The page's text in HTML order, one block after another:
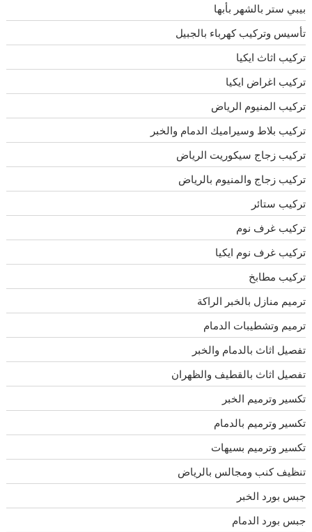
بيبي ستر بالشهر بأبها
تأسيس وتركيب كهرباء بالجبيل
تركيب اثاث ايكيا
تركيب اغراض ايكيا
تركيب المنيوم الرياض
تركيب بلاط وسيراميك الدمام والخبر
تركيب زجاج سيكوريت الرياض
تركيب زجاج والمنيوم بالرياض
تركيب ستائر
تركيب غرف نوم
تركيب غرف نوم ايكيا
تركيب مطابخ
ترميم منازل بالخبر الراكة
ترميم وتشطيبات الدمام
تفصيل اثاث بالدمام والخبر
تفصيل اثاث بالقطيف والظهران
تكسير وترميم الخبر
تكسير وترميم بالدمام
تكسير وترميم بسيهات
تنظيف كنب ومجالس بالرياض
جبس بورد الخبر
جبس بورد الدمام